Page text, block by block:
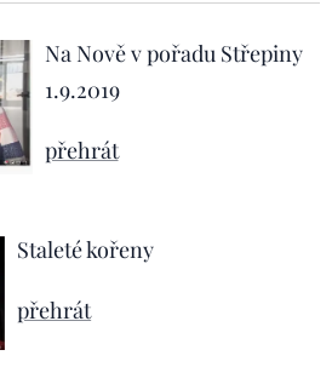
Na Nově v pořadu Střepiny
1.9.2019
přehrát
Staleté kořeny
přehrát